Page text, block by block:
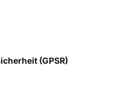
(GPSR)